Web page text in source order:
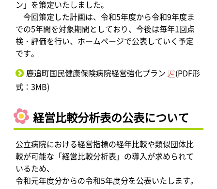
ン」を策定いたしました。
今回策定した計画は、令和5年度から令和9年度ま
での5年間を対象期間としており、今後は毎年1回点
検・評価を行い、ホームページで公表していく予定
です。
鹿追町国民健康保険病院経営強化プラン
(PDF形
式：3MB)
経営比較分析表の公表について
公立病院における経営指標の経年比較や類似団体比
較が可能な「経営比較分析表」の導入が求められて
いるため、
令和元年度分からの令和5年度分を公表いたします。